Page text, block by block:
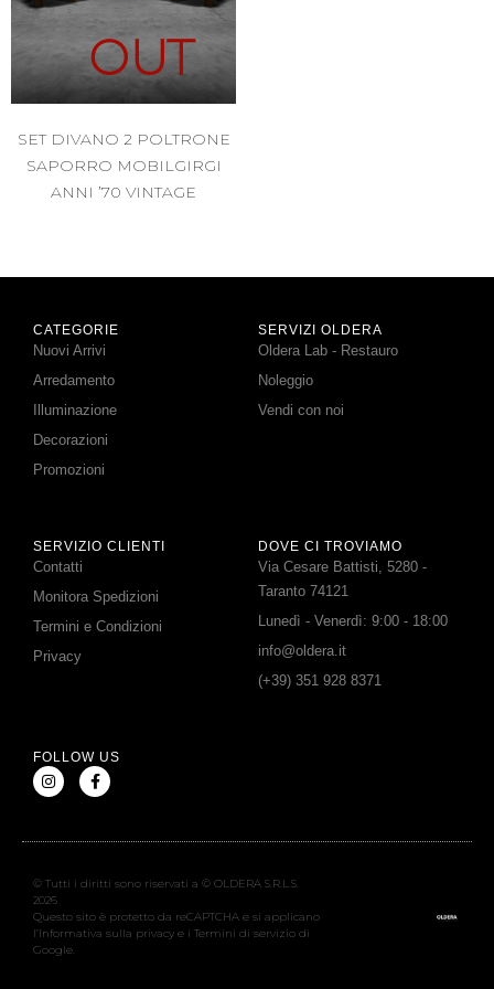
OUT
SET DIVANO 2 POLTRONE
SAPORRO MOBILGIRGI
ANNI ’70 VINTAGE
CATEGORIE
Nuovi Arrivi
Arredamento
Illuminazione
Decorazioni
Promozioni
SERVIZI OLDERA
Oldera Lab - Restauro
Noleggio
Vendi con noi
SERVIZIO CLIENTI
Contatti
Monitora Spedizioni
Termini e Condizioni
Privacy
DOVE CI TROVIAMO
Via Cesare Battisti, 5280 -
Taranto 74121
Lunedì - Venerdì: 9:00 - 18:00
info@oldera.it
(+39) 351 928 8371
FOLLOW US
© Tutti i diritti sono riservati a © OLDERA S.R.L.S.
2026
Questo sito è protetto da reCAPTCHA e si applicano
l’Informativa sulla privacy e i Termini di servizio di
Google.